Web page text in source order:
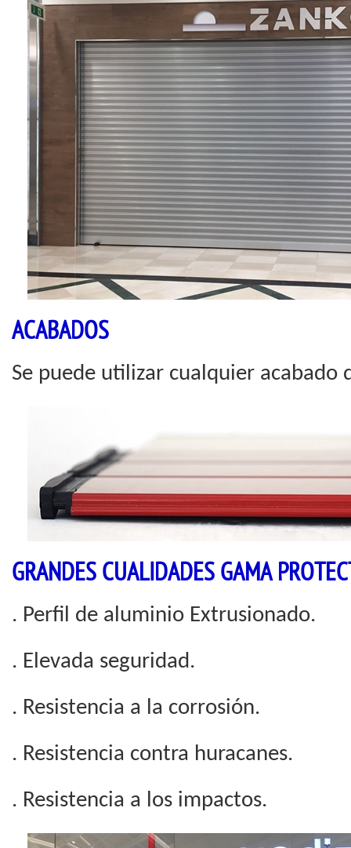
ACABADOS
Se puede utilizar cualquier acabado
GRANDES CUALIDADES GAMA
. Perfil de aluminio Extrusionado.
. Elevada seguridad.
. Resistencia a la corrosión.
. Resistencia contra huracanes.
. Resistencia a los impactos.